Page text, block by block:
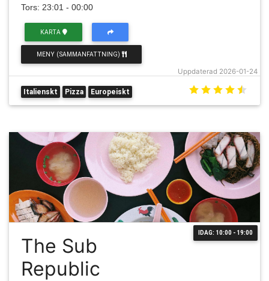
Tors: 23:01 - 00:00
Uppdaterad 2026-01-24
KARTA
MENY (SAMMANFATTNING)
Italienskt Pizza Europeiskt
IDAG: 10:00 - 19:00
The Sub
Republic